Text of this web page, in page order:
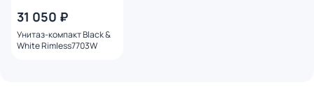
31 050 ₽
Унитаз-компакт Black &
White Rimless7703W